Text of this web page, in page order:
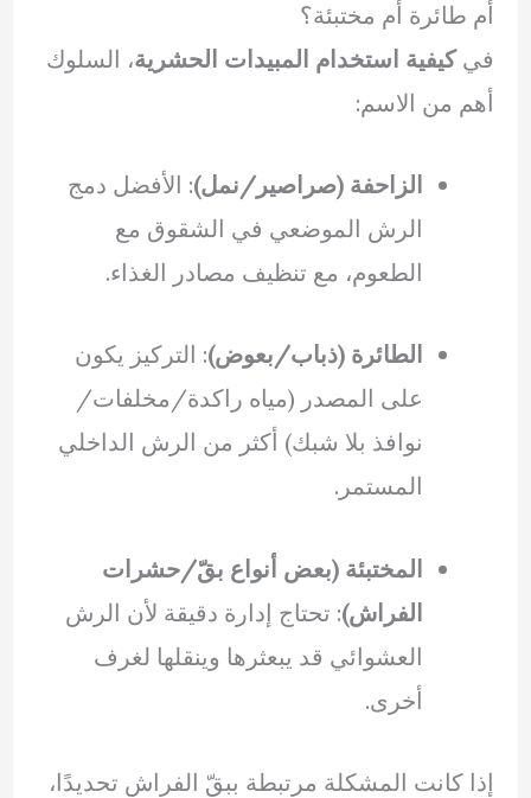
أم طائرة أم مختبئة؟
فيكيفية استخدام المبيدات الحشرية، السلوك
أهم من الاسم:
الزاحفة (صراصير/نمل): الأفضل دمج
الرش الموضعي في الشقوق مع
الطعوم، مع تنظيف مصادر الغذاء.
الطائرة (ذباب/بعوض): التركيز يكون
على المصدر (مياه راكدة/مخلفات/
نوافذ بلا شبك) أكثر من الرش الداخلي
المستمر.
المختبئة (بعض أنواع بقّ/حشرات
الفراش): تحتاج إدارة دقيقة لأن الرش
العشوائي قد يبعثرها وينقلها لغرف
أخرى.
إذا كانت المشكلة مرتبطة ببقّ الفراش تحديدًا،